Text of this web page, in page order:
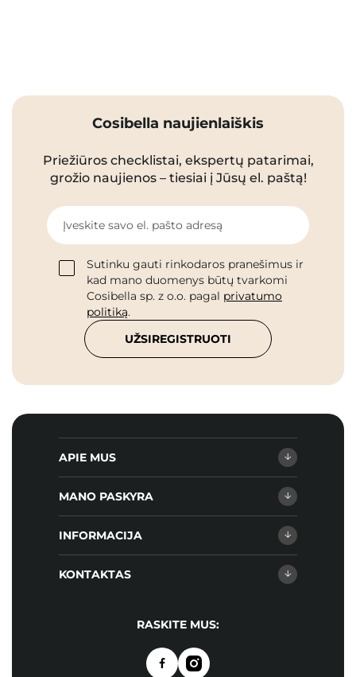
Cosibella naujienlaiškis
Priežiūros checklistai, ekspertų patarimai,
grožio naujienos – tiesiai į Jūsų el. paštą!
Įveskite savo el. pašto adresą
Sutinku gauti rinkodaros pranešimus ir
kad mano duomenys būtų tvarkomi
Cosibella sp. z o.o. pagal privatumo
politiką.
UŽSIREGISTRUOTI
APIE MUS
MANO PASKYRA
INFORMACIJA
KONTAKTAS
RASKITE MUS: